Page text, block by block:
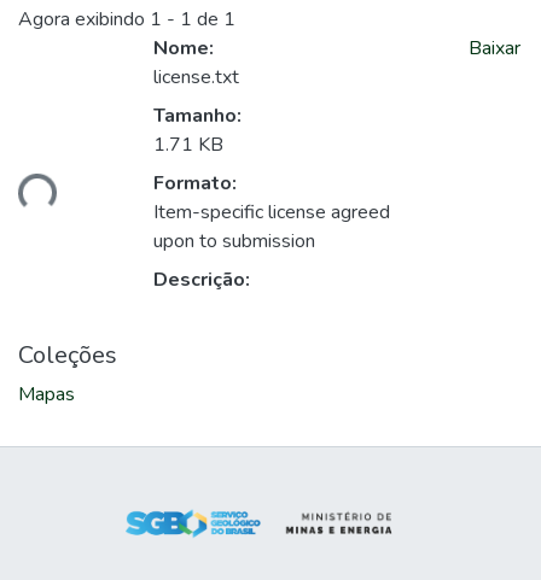
Agora exibindo 1 - 1 de 1
Nome:
license.txt
Tamanho:
1.71 KB
Formato:
Item-specific license agreed
upon to submission
Descrição:
Baixar
Coleções
Mapas